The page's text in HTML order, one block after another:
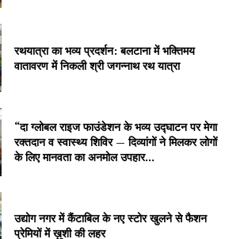
रथयात्रा का भव्य प्रदर्शन: बलटाना में भक्तिमय
वातावरण में निकली श्री जगन्नाथ रथ यात्रा
“दा ग्लोबल राइज फाउंडेशन के भव्य उद्घाटन पर मेगा
रक्तदान व स्वास्थ्य शिविर — दिव्यांगों ने मिलकर लोगों
के लिए मानवता का अनमोल उपहार...
उद्योग नगर में कैंटाबिल के नए स्टोर खुलने से फैशन
प्रेमियों में ख़ुशी की लहर